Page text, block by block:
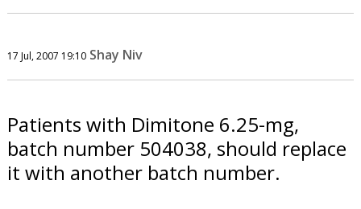
17 Jul, 2007 19:10 Shay Niv
Patients with Dimitone 6.25-mg,
batch number 504038, should replace
it with another batch number.